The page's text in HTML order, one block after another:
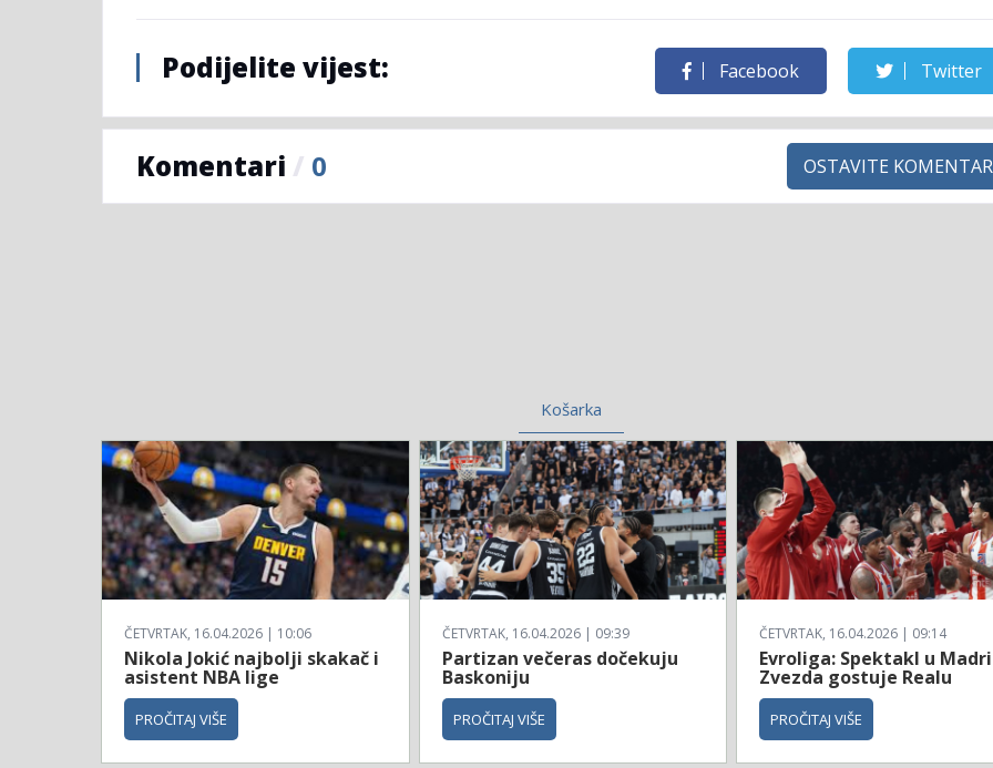
Podijelite vijest: Facebook Twitter
Komentari / 0 OSTAVITE KOMENTAR
Košarka
ČETVRTAK, 16.04.2026 | 10:06
Nikola Jokić najbolji skakač i
asistent NBA lige
PROČITAJ VIŠE
ČETVRTAK, 16.04.2026 | 09:39
Partizan večeras dočekuju
Baskoniju
PROČITAJ VIŠE
ČETVRTAK, 16.04.2026 | 09:14
Evroliga: Spektakl u
Zvezda gostuje Realu
PROČITAJ VIŠE